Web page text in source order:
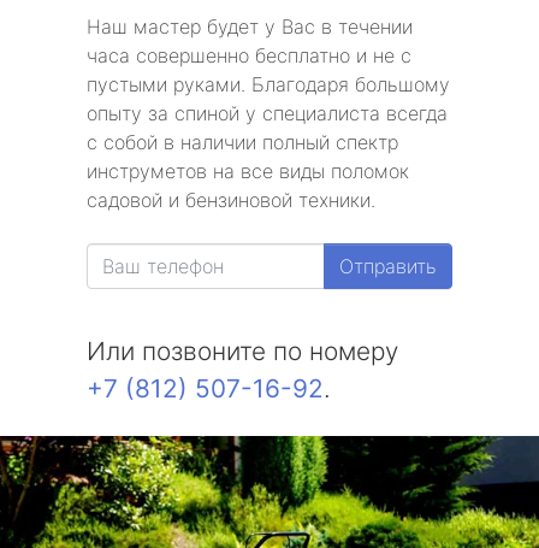
Наш мастер будет у Вас в течении
часа совершенно бесплатно и не с
пустыми руками. Благодаря большому
опыту за спиной у специалиста всегда
с собой в наличии полный спектр
инструметов на все виды поломок
садовой и бензиновой техники.
Отправить
Или позвоните по номеру
+7 (812) 507-16-92.